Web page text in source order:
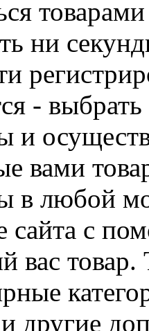
ни
-
и
вами
в любой
сайта с
вас
другие